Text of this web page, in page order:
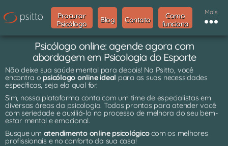
Procurar
Psicólogo
Blog Contato
Como
funciona
Mais
Psicólogo online: agende agora com
abordagem em Psicologia do Esporte
Não deixe sua saúde mental para depois! Na Psitto, você
encontra o psicólogo online ideal para as suas necessidades
específicas, seja ela qual for.
Sim, nossa plataforma conta com um time de especialistas em
diversas áreas da psicologia. Todos prontos para atender você
com seriedade e auxiliá-lo no processo de melhora do seu bem-
estar mental e emocional.
Busque um atendimento online psicológicocom os melhores
profissionais e no conforto da sua casa!